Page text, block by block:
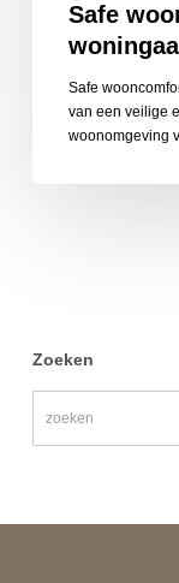
Safe
Safe
van een veilige
woonomgeving
Zoeken